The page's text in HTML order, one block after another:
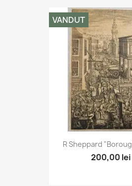
R Sheppard
200,00 lei
VANDUT